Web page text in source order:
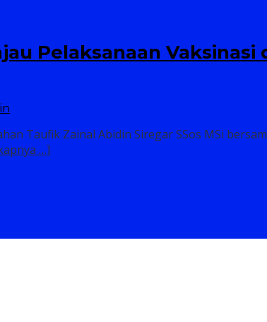
Pelaksanaan Vaksinasi
Taufik Zainal Abidin Siregar SSos MSi
…]